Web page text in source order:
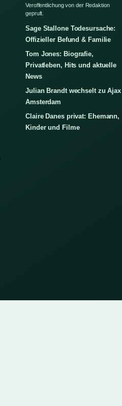
Veroffentlichung von der Redaktion
gepruft.
Sage Stallone Todesursache:
Offizieller Befund & Familie
Tom Jones: Biografie,
Privatleben, Hits und aktuelle
News
Julian Brandt wechselt zu Ajax
Amsterdam
Claire Danes privat: Ehemann,
Kinder und Filme